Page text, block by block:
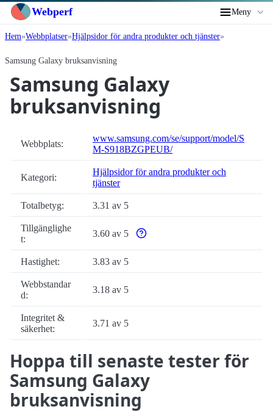
Webperf Meny
Hem Webbplatser Hjälpsidor för andra produkter och tjänster
Samsung Galaxy bruksanvisning
Samsung Galaxy
bruksanvisning
Webbplats:
www.samsung.com/se/support/model/S
M-S918BZGPEUB/
Kategori:
Hjälpsidor för andra produkter och
tjänster
Totalbetyg: 3.31 av 5
Tillgänglighe
t:
3.60 av 5 Varför enbart automatiska
Hastighet: 3.83 av 5
Webbstandar
d:
3.18 av 5
Integritet &
säkerhet:
3.71 av 5
Hoppa till senaste tester för
Samsung Galaxy
bruksanvisning